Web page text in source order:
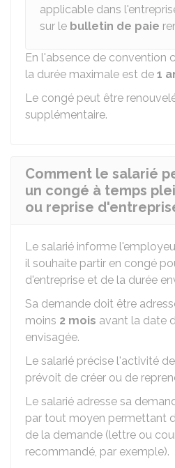
applicable dans
sur le bulletin de paie
En l'absence de convention
la durée maximale est de 1
Le congé peut être
supplémentaire.
Comment le salarié
un congé à temps
ou reprise
Le salarié informe
il souhaite partir en congé
d'entreprise et de la durée
Sa demande doit être
moins 2 mois avant la date
envisagée.
Le salarié précise l'activité
prévoit de créer ou de
Le salarié adresse sa
par tout moyen permettant
de la demande (lettre ou
recommandé, par exemple).